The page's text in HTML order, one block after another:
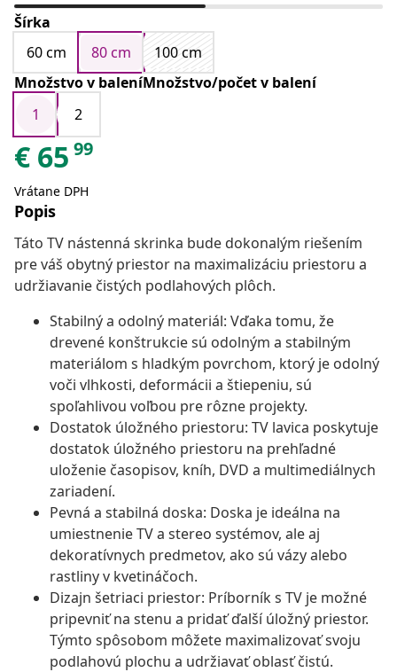
Šírka
60 cm
80 cm
100 cm
Množstvo v baleníMnožstvo/počet v balení
1
2
€ 65 99
Vrátane DPH
Popis
Táto TV nástenná skrinka bude dokonalým riešením
pre váš obytný priestor na maximalizáciu priestoru a
udržiavanie čistých podlahových plôch.
Stabilný a odolný materiál: Vďaka tomu, že
drevené konštrukcie sú odolným a stabilným
materiálom s hladkým povrchom, ktorý je odolný
voči vlhkosti, deformácii a štiepeniu, sú
spoľahlivou voľbou pre rôzne projekty.
Dostatok úložného priestoru: TV lavica poskytuje
dostatok úložného priestoru na prehľadné
uloženie časopisov, kníh, DVD a multimediálnych
zariadení.
Pevná a stabilná doska: Doska je ideálna na
umiestnenie TV a stereo systémov, ale aj
dekoratívnych predmetov, ako sú vázy alebo
rastliny v kvetináčoch.
Dizajn šetriaci priestor: Príborník s TV je možné
pripevniť na stenu a pridať ďalší úložný priestor.
Týmto spôsobom môžete maximalizovať svoju
podlahovú plochu a udržiavať oblasť čistú.